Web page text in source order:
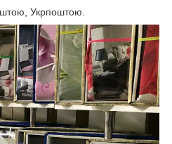
Укрпоштою.